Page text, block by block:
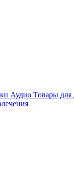
Аудио Товары для